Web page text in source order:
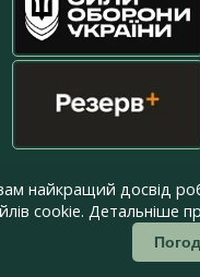
найкращий досвід
cookie. Детальніше